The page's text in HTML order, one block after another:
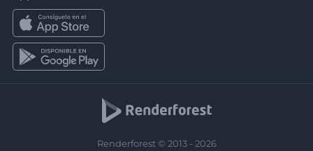
Renderforest © 2013 - 2026